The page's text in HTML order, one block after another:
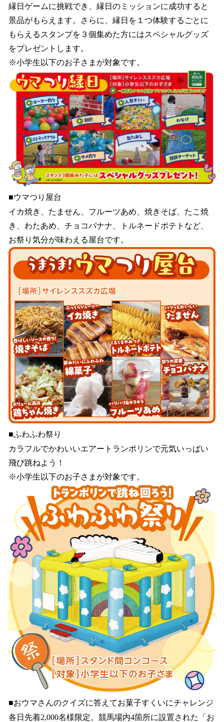
縁日ゲームに挑戦でき、縁日のミッションに成功すると
景品がもらえます。さらに、縁日を１つ体験するごとに
もらえるスタンプを３個集めた方にはスペシャルグッズ
をプレゼントします。
※小学生以下のお子さまが対象です。
■ウマつり屋台
イカ焼き、たません、フルーツあめ、焼きそば、たこ焼
き、わたあめ、チョコバナナ、トルネードポテトなど、
お祭り気分が味わえる屋台です。
■ふわふわ祭り
カラフルでかわいいエアートランポリンで元気いっぱい
飛び跳ねよう！
※小学生以下のお子さまが対象です。
■おウマさんのクイズに答えてお菓子すくいにチャレンジ
各日先着2,000名様限定。競馬場内4箇所に設置された「お